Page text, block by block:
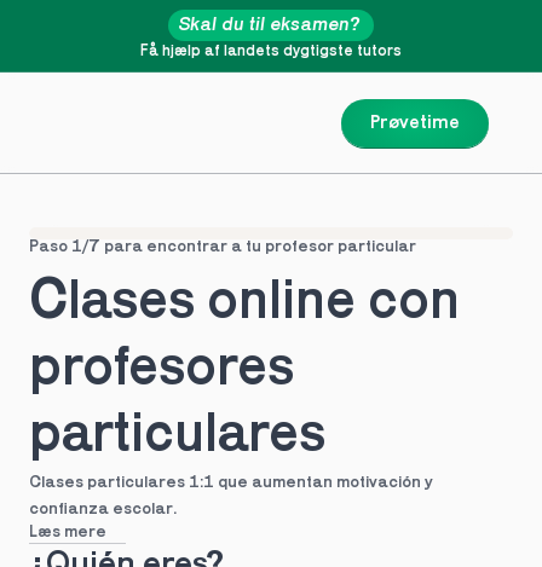
Prøvetime
Få hjælp af landets dygtigste tutors
Skal du til eksamen?
Paso 1/7 para encontrar a tu profesor particular
Clases online con
profesores
particulares
Clases particulares 1:1 que aumentan motivación y
confianza escolar.
Læs mere